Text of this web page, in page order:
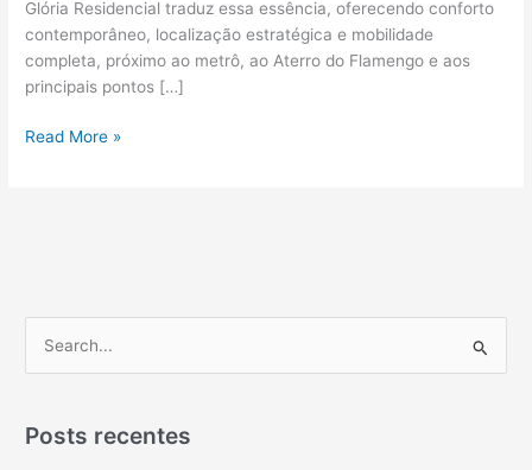
Glória Residencial traduz essa essência, oferecendo conforto
contemporâneo, localização estratégica e mobilidade
completa, próximo ao metrô, ao Aterro do Flamengo e aos
principais pontos […]
Zona
Sai
De
Moda
Read More »
q
Posts recentes